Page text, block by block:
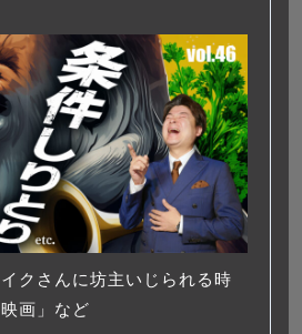
クさんに坊主いじられる時
画」など